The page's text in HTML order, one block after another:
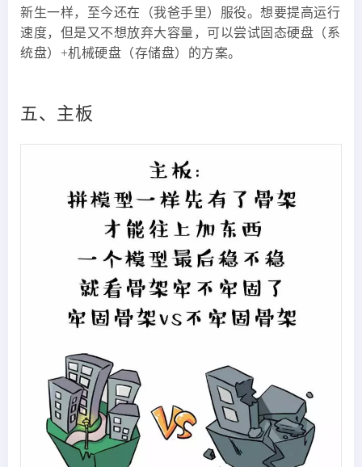
新生一样，至今还在（我爸手里）服役。想要提高运行
速度，但是又不想放弃大容量，可以尝试固态硬盘（系
统盘）+机械硬盘（存储盘）的方案。
五、主板